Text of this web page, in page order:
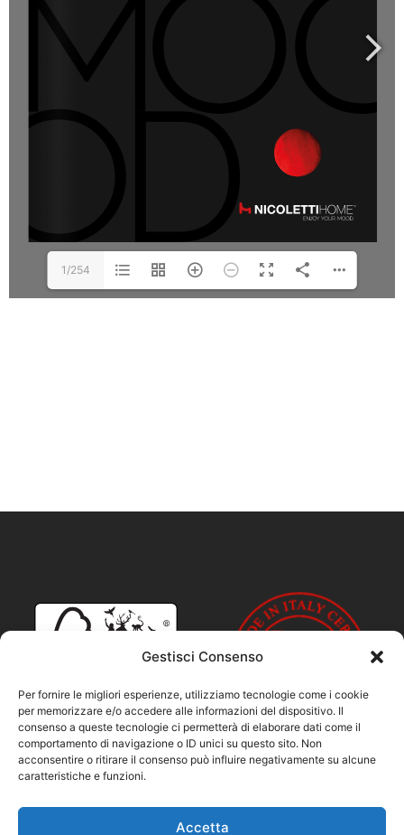
Gestisci Consenso
Per fornire le migliori esperienze, utilizziamo tecnologie come i cookie
per memorizzare e/o accedere alle informazioni del dispositivo. Il
consenso a queste tecnologie ci permetterà di elaborare dati come il
comportamento di navigazione o ID unici su questo sito. Non
acconsentire o ritirare il consenso può influire negativamente su alcune
caratteristiche e funzioni.
Accetta
1/254